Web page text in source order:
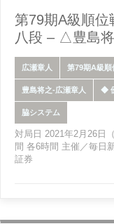
第79期A級順
八段 – △豊島
広瀬章人 第79期A級順
豊島将之-広瀬章人 ◆
脇システム
対局日 2021年2月26日
間 各6時間 主催／毎日
証券